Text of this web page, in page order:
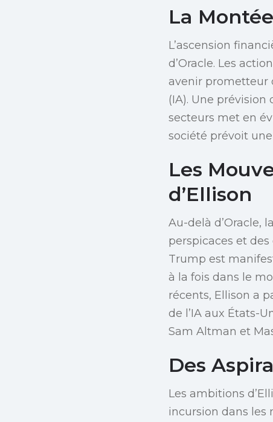
La
L’ascension
d’Oracle. Les
avenir prometteur
(IA). Une
secteurs met en
société prévoit
Les
d’Ellison
Au-delà d’Oracle,
perspicaces et
Trump est
à la fois dans le
récents, Ellison a
de l’IA aux États-
Sam Altman et
Des
Les ambitions
incursion dans les